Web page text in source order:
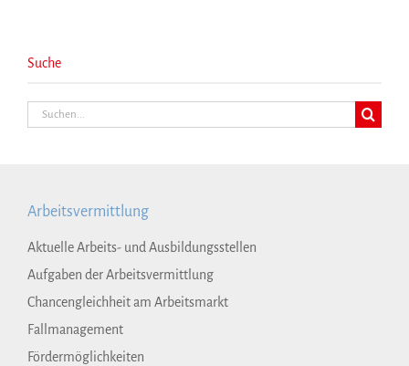
Suche
Suche
Arbeitsvermittlung
Aktuelle Arbeits- und Ausbildungsstellen
Aufgaben der Arbeitsvermittlung
Chancengleichheit am Arbeitsmarkt
Fallmanagement
Fördermöglichkeiten